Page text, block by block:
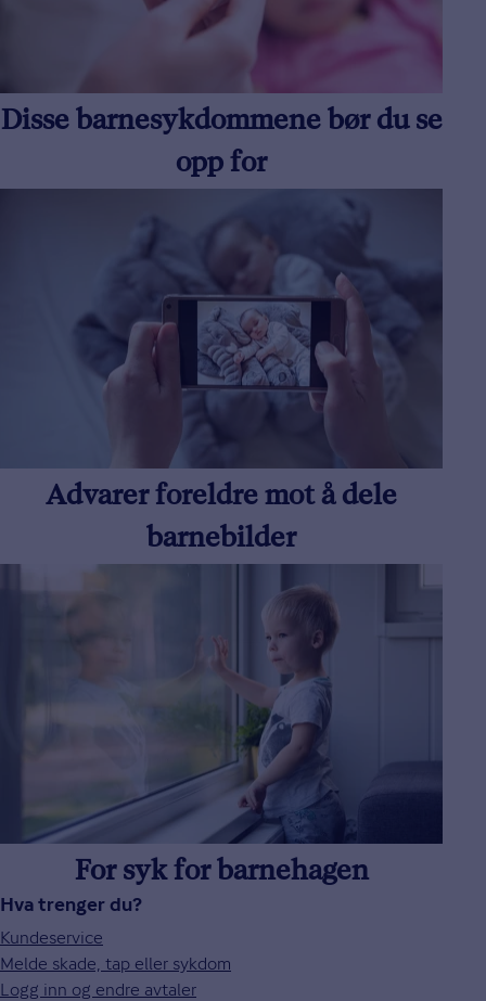
Disse barnesykdommene bør du se
opp for
Advarer foreldre mot å dele
barnebilder
For syk for barnehagen
Hva trenger du?
Kundeservice
Melde skade, tap eller sykdom
Logg inn og endre avtaler